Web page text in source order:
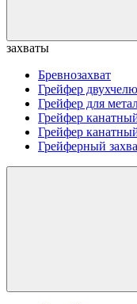
захваты
Бревнозахват
Грейфер
Грейфер для
Грейфер
Грейфер
Грейферный